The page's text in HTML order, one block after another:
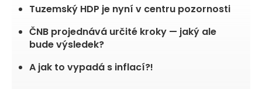
Tuzemský HDP je nyní v centru pozornosti
ČNB projednává určité kroky — jaký ale
bude výsledek?
A jak to vypadá s inflací?!